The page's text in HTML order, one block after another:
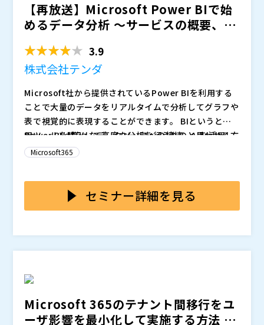
えてご紹介します。 さらに、オンプレミスの旧メール
環境（Exchange Server、IMAP、POPなど）からExc
あるつまずき、ユーザー影響を最小化する手順について
も触れながら、自社の状況に合わせた最適な移行アプロ
※共催、協賛、協力、講演企業は将来的に追加、削除さ
れる可能性があります。
【再放送】Microsoft Power BIで始
めるデータ分析 ～サービスの概要、導
3.9
株式会社テンダ
Microsoft社から提供されているPower BIを利用する
ことで大量のデータをリアルタイムで分析してグラフや
表で視覚的に表現することができます。 BIというと専
用ツールを購入して高度な分析を行うものと思われる方
もいると思いますが、Microsoft365のライセンスに含
Power BIは様々なデータソースへの接続、AIを活用し
たデータ分析、グラフィカルなレポート作成ができるこ
wer BIを活用することでデータ分析のハードルが下が
ります。 作成したレポートを簡単に他ユーザーと共有
です。
トを作成できるかファーストステップとなる部分をデモ
を交えて解説いたします。 加えて自社でPower BI含め
スについてもご紹介します。
せていただきます
株式会社テンダ（）
会社（
Microsoft365
セミナー詳細を見る
Microsoft 365のテナント間移行をユ
ーザ影響を最小化して実施する方法 ～